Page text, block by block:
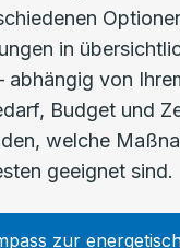
in
abhängig von
Budget und
welche
geeignet sind.
zur